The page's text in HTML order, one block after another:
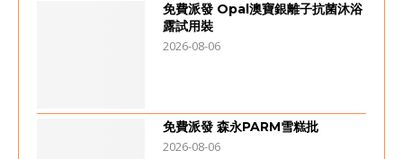
免費派發 Opal澳寶銀離子抗菌沐浴
露試用裝
2026-08-06
免費派發 森永PARM雪糕批
2026-08-06